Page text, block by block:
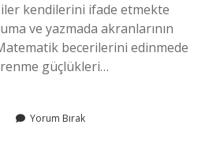
kendilerini ifade etmekte
ve yazmada akranlarının
becerilerini edinmede
güçlükleri…
Yorum Bırak